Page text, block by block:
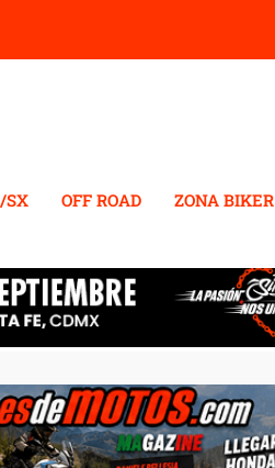
SX OFF ROAD ZONA BIKER